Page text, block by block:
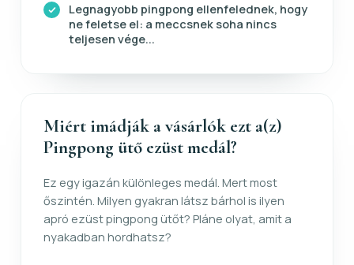
Legnagyobb pingpong ellenfelednek, hogy
ne feletse el: a meccsnek soha nincs
teljesen vége...
Miért imádják a vásárlók ezt a(z)
Pingpong ütő ezüst medál?
Ez egy igazán különleges medál. Mert most
őszintén. Milyen gyakran látsz bárhol is ilyen
apró ezüst pingpong ütőt? Pláne olyat, amit a
nyakadban hordhatsz?